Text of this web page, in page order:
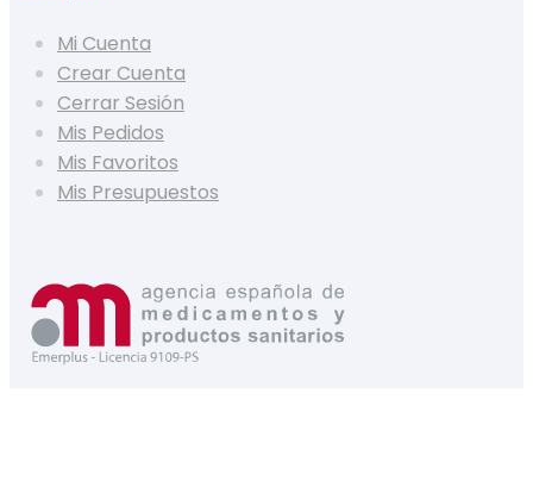
Mi Cuenta
Crear Cuenta
Cerrar Sesión
Mis Pedidos
Mis Favoritos
Mis Presupuestos